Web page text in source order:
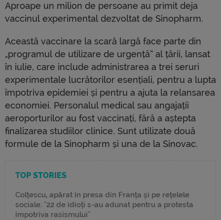
Aproape un milion de persoane au primit deja
vaccinul experimental dezvoltat de Sinopharm.
Această vaccinare la scară largă face parte din
„programul de utilizare de urgență” al țării, lansat
în iulie, care include administrarea a trei seruri
experimentale lucrătorilor esențiali, pentru a lupta
împotriva epidemiei și pentru a ajuta la relansarea
economiei. Personalul medical sau angajații
aeroporturilor au fost vaccinați, fără a aștepta
finalizarea studiilor clinice. Sunt utilizate două
formule de la Sinopharm și una de la Sinovac.
TOP STORIES
Colțescu, apărat în presa din Franța și pe rețelele
sociale. "22 de idioți s-au adunat pentru a protesta
împotriva rasismului"